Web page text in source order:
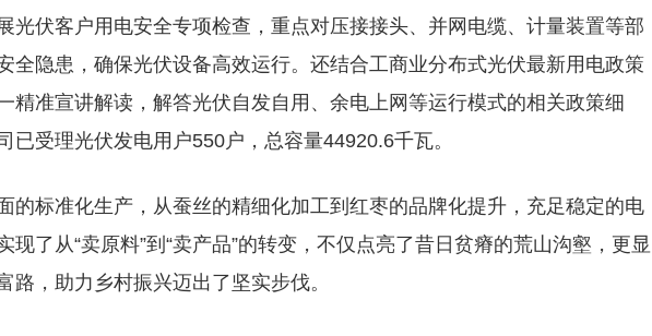
光伏客户用电安全专项检查，重点对压接接头、并网电缆、计量装置等部
全隐患，确保光伏设备高效运行。还结合工商业分布式光伏最新用电政策
精准宣讲解读，解答光伏自发自用、余电上网等运行模式的相关政策细
已受理光伏发电用户550户，总容量44920.6千瓦。
的标准化生产，从蚕丝的精细化加工到红枣的品牌化提升，充足稳定的电
现了从“卖原料”到“卖产品”的转变，不仅点亮了昔日贫瘠的荒山沟壑，更显
路，助力乡村振兴迈出了坚实步伐。